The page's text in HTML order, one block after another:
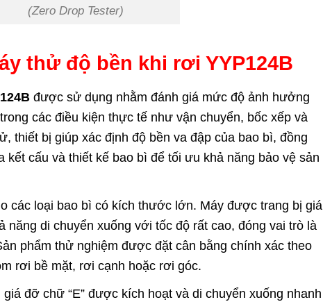
(Zero Drop Tester)
thử độ bền khi rơi YYP124B
được sử dụng nhằm đánh giá mức độ ảnh hưởng
các điều kiện thực tế như vận chuyển, bốc xếp và
thiết bị giúp xác định độ bền va đập của bao bì, đồng
kết cấu và thiết kế bao bì để tối ưu khả năng bảo vệ sản
các loại bao bì có kích thước lớn. Máy được trang bị giá
năng di chuyển xuống với tốc độ rất cao, đóng vai trò là
phẩm thử nghiệm được đặt cân bằng chính xác theo
rơi bề mặt, rơi cạnh hoặc rơi góc.
đỡ chữ “E” được kích hoạt và di chuyển xuống nhanh